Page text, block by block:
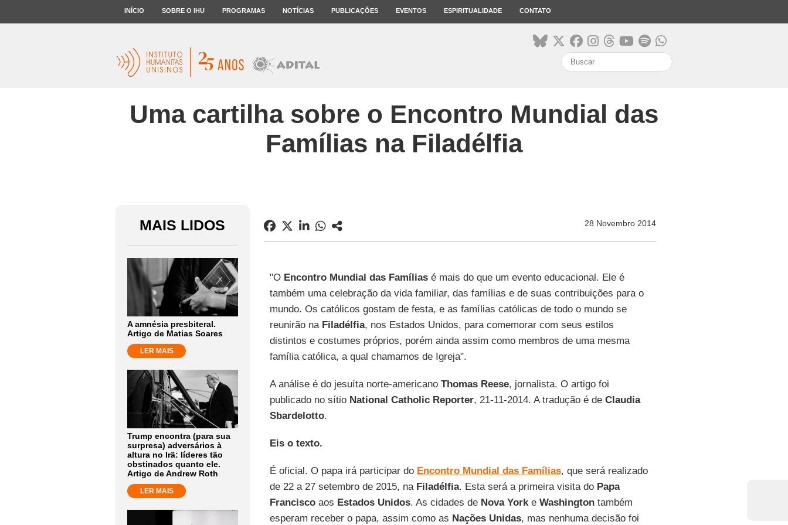
INÍCIO SOBRE O IHU PROGRAMAS NOTÍCIAS PUBLICAÇÕES EVENTOS ESPIRITUALIDADE CONTATO
search
Uma cartilha sobre o Encontro Mundial das
Famílias na Filadélfia
MAIS LIDOS
A amnésia presbiteral.
Artigo de Matias Soares
LER MAIS
Trump encontra (para sua
surpresa) adversários à
altura no Irã: líderes tão
obstinados quanto ele.
Artigo de Andrew Roth
LER MAIS
28 Novembro 2014
"O Encontro Mundial das Famíliasé mais do que um evento educacional. Ele é
também uma celebração da vida familiar, das famílias e de suas contribuições para o
mundo. Os católicos gostam de festa, e as famílias católicas de todo o mundo se
reunirão na Filadélfia, nos Estados Unidos, para comemorar com seus estilos
distintos e costumes próprios, porém ainda assim como membros de uma mesma
família católica, a qual chamamos de Igreja".
A análise é do jesuíta norte-americano Thomas Reese, jornalista. O artigo foi
publicado no sítio National Catholic Reporter, 21-11-2014. A tradução é de Claudia
Sbardelotto.
Eis o texto.
É oficial. O papa irá participar do Encontro Mundial das Famílias, que será realizado
de 22 a 27 setembro de 2015, na Filadélfia. Esta será a primeira visita do Papa
Franciscoaos Estados Unidos. As cidades deNova Yorke Washingtontambém
esperam receber o papa, assim como as Nações Unidas, mas nenhuma decisão foi